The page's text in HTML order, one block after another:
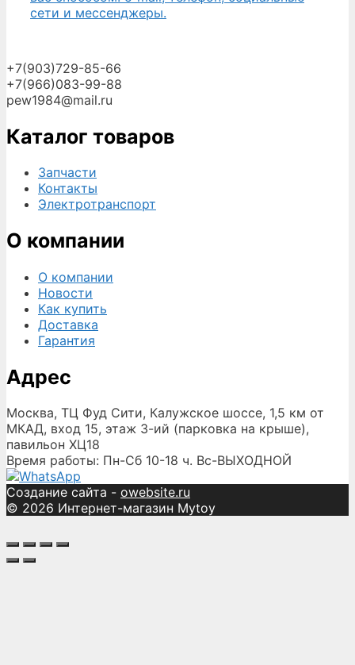
сети и мессенджеры.
+7(903)729-85-66
+7(966)083-99-88
pew1984@mail.ru
Каталог товаров
Запчасти
Контакты
Электротранспорт
О компании
О компании
Новости
Как купить
Доставка
Гарантия
Адрес
Москва, ТЦ Фуд Сити, Калужское шоссе, 1,5 км от
МКАД, вход 15, этаж 3-ий (парковка на крыше),
павильон ХЦ18
Время работы: Пн-Сб 10-18 ч. Вс-ВЫХОДНОЙ
Создание сайта - owebsite.ru
© 2026 Интернет-магазин Mytoy